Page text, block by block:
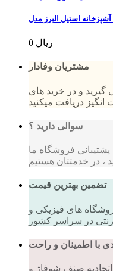
0 ریال
مشتریان وفادار
و در خرید های
دریافت میکنید
سوالی دارید ؟
فروشگاه ما
، در خدمتتان هستیم
تضمین بهترین قیمت
های فیزیکی و
در سراسر کشور
با اطمینان و راحت
صنف شوفاژ و